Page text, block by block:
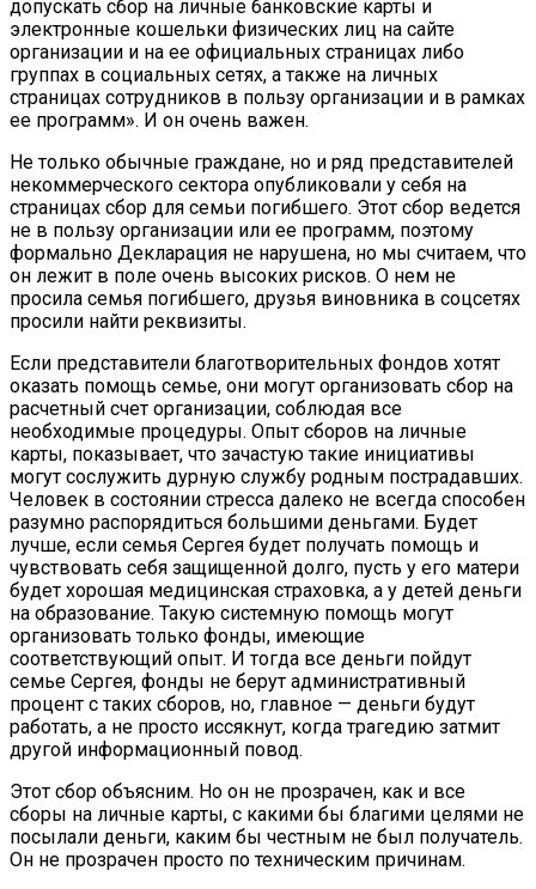
допускать сбор на личные банковские карты и
электронные кошельки физических лиц на сайте
организации и на ее официальных страницах либо
группах в социальных сетях, а также на личных
страницах сотрудников в пользу организации и в рамках
ее программ». И он очень важен.
Не только обычные граждане, но и ряд представителей
некоммерческого сектора опубликовали у себя на
страницах сбор для семьи погибшего. Этот сбор ведется
не в пользу организации или ее программ, поэтому
формально Декларация не нарушена, но мы считаем, что
он лежит в поле очень высоких рисков. О нем не
просила семья погибшего, друзья виновника в соцсетях
просили найти реквизиты.
Если представители благотворительных фондов хотят
оказать помощь семье, они могут организовать сбор на
расчетный счет организации, соблюдая все
необходимые процедуры. Опыт сборов на личные
карты, показывает, что зачастую такие инициативы
могут сослужить дурную службу родным пострадавших.
Человек в состоянии стресса далеко не всегда способен
разумно распорядиться большими деньгами. Будет
лучше, если семья Сергея будет получать помощь и
чувствовать себя защищенной долго, пусть у его матери
будет хорошая медицинская страховка, а у детей деньги
на образование. Такую системную помощь могут
организовать только фонды, имеющие
соответствующий опыт. И тогда все деньги пойдут
семье Сергея, фонды не берут административный
процент с таких сборов, но, главное — деньги будут
работать, а не просто иссякнут, когда трагедию затмит
другой информационный повод.
Этот сбор объясним. Но он не прозрачен, как и все
сборы на личные карты, с какими бы благими целями не
посылали деньги, каким бы честным не был получатель.
Он не прозрачен просто по техническим причинам.